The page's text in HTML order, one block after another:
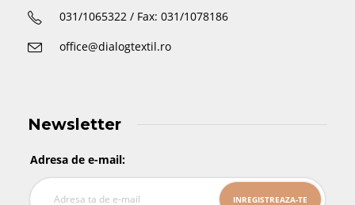
031/1065322 / Fax: 031/1078186
office@dialogtextil.ro
Newsletter
Adresa de e-mail: